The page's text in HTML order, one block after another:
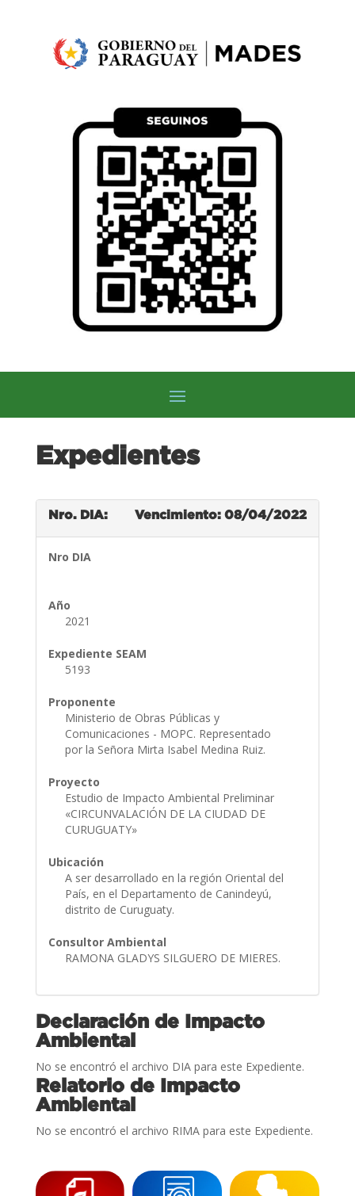
Expedientes
Nro. DIA: Vencimiento: 08/04/2022
Nro DIA
Año
2021
Expediente SEAM
5193
Proponente
Ministerio de Obras Públicas y
Comunicaciones - MOPC. Representado
por la Señora Mirta Isabel Medina Ruiz.
Proyecto
Estudio de Impacto Ambiental Preliminar
«CIRCUNVALACIÓN DE LA CIUDAD DE
CURUGUATY»
Ubicación
A ser desarrollado en la región Oriental del
País, en el Departamento de Canindeyú,
distrito de Curuguaty.
Consultor Ambiental
RAMONA GLADYS SILGUERO DE MIERES.
Declaración de Impacto
Ambiental
No se encontró el archivo DIA para este Expediente.
Relatorio de Impacto
Ambiental
No se encontró el archivo RIMA para este Expediente.